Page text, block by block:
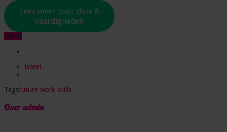
Lees meer over deze 8
vaardigheden
Delen
tweet
Tagsfuture work skills
Over admin